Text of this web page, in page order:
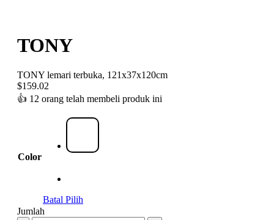
TONY
TONY lemari terbuka, 121x37x120cm
$159.02
👍 12 orang telah membeli produk ini
Color
Batal Pilih
Jumlah